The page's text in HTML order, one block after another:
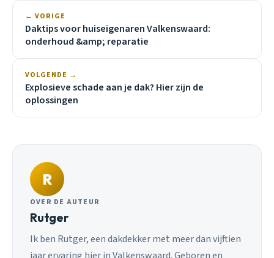
← VORIGE
Daktips voor huiseigenaren Valkenswaard:
onderhoud &amp; reparatie
VOLGENDE →
Explosieve schade aan je dak? Hier zijn de
oplossingen
R
OVER DE AUTEUR
Rutger
Ik ben Rutger, een dakdekker met meer dan vijftien